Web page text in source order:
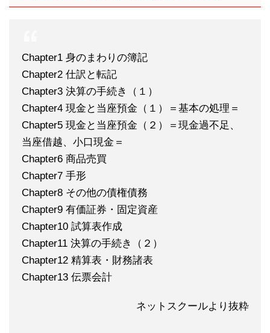
Chapter1 身のまわりの簿記
Chapter2 仕訳と転記
Chapter3 決算の手続き（１）
Chapter4 現金と当座預金（１）＝基本の処理＝
Chapter5 現金と当座預金（２）＝現金過不足、
当座借越、小口現金＝
Chapter6 商品売買
Chapter7 手形
Chapter8 その他の債権債務
Chapter9 有価証券・固定資産
Chapter10 試算表作成
Chapter11 決算の手続き（２）
Chapter12 精算表・財務諸表
Chapter13 伝票会計
ネットスクールより抜粋